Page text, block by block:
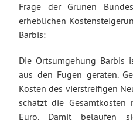
Frage der Grünen
erheblichen
Barbis:
Die Ortsumgehung
aus den Fugen geraten.
Kosten des vierstreifigen
schätzt die
Euro. Damit belaufen